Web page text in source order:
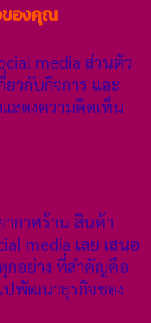
ของคุณ
media ส่วนตัว
ยวกับกิจการ และ
สดงความคิดเห็น
กาศร้าน สินค้า
media เลย เสนอ
กอย่าง ที่สำคัญคือ
ปพัฒนาธุรกิจของ